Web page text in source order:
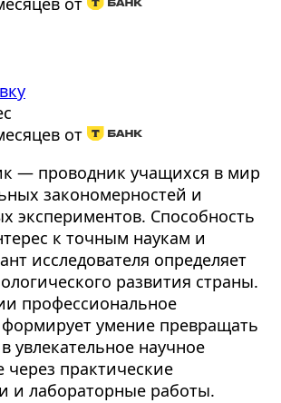
от
— проводник учащихся в мир
закономерностей и
экспериментов. Способность
к точным наукам и
исследователя определяет
развития страны.
профессиональное
умение превращать
увлекательное научное
через практические
и лабораторные работы.